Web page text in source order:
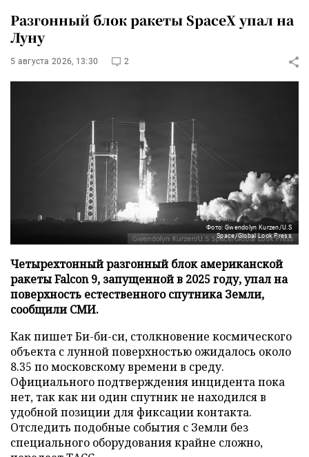
Разгонный блок ракеты SpaceX упал на
Луну
5 августа 2026, 13:30 2
Фото: Gwendolyn Kurzen/U.S
Space/Global Look Press
Четырехтонный разгонный блок американской
ракеты Falcon 9, запущенной в 2025 году, упал на
поверхность естественного спутника Земли,
сообщили СМИ.
Как пишет Би-би-си, столкновение космического
объекта с лунной поверхностью ожидалось около
8.35 по московскому времени в среду.
Официального подтверждения инцидента пока
нет, так как ни один спутник не находился в
удобной позиции для фиксации контакта.
Отследить подобные события с Земли без
специального оборудования крайне сложно,